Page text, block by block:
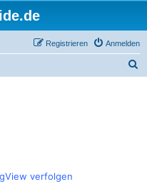
Anmelden
Registrieren
verfolgen